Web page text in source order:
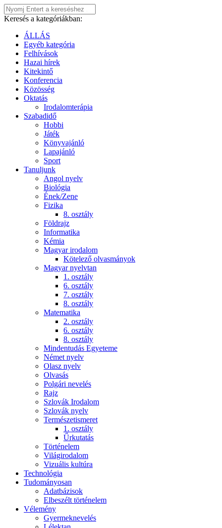
Keresés a kategóriákban:
ÁLLÁS
Egyéb kategória
Felhívások
Hazai hírek
Kitekintő
Konferencia
Közösség
Oktatás
Irodalomterápia
Szabadidő
Hobbi
Játék
Könyvajánló
Lapajánló
Sport
Tanuljunk
Angol nyelv
Biológia
Ének/Zene
Fizika
8. osztály
Földrajz
Informatika
Kémia
Magyar irodalom
Kötelező olvasmányok
Magyar nyelvtan
1. osztály
6. osztály
7. osztály
8. osztály
Matematika
2. osztály
6. osztály
8. osztály
Mindentudás Egyeteme
Német nyelv
Olasz nyelv
Olvasás
Polgári nevelés
Rajz
Szlovák Irodalom
Szlovák nyelv
Természetismeret
1. osztály
Űrkutatás
Történelem
Világirodalom
Vizuális kultúra
Technológia
Tudományosan
Adatbázisok
Elbeszélt történelem
Vélemény
Gyermeknevelés